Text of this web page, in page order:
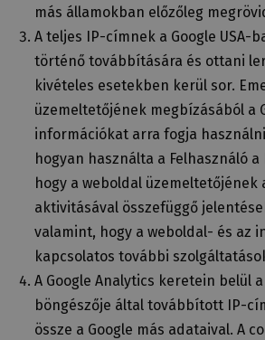
más államokban előzőleg
A teljes IP-címnek a Google USA-
történő továbbítására és ottani
kivételes esetekben kerül sor.
üzemeltetőjének megbízásából a
információkat arra fogja
hogyan használta a Felhasználó
hogy a weboldal üzemeltetőjének
aktivitásával összefüggő
valamint, hogy a weboldal- és az
kapcsolatos további
A Google Analytics keretein belül
böngészője által továbbított IP-
össze a Google más adataival. A